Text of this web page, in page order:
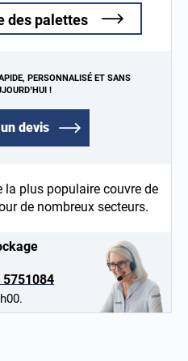
des palettes
devis
PERSONNALISÉ ET SANS
!
plus populaire couvre de
de nombreux secteurs.
5751084